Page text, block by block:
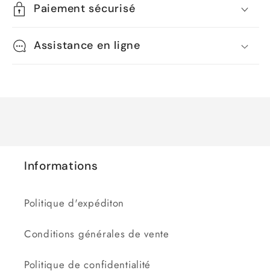
Paiement sécurisé
Assistance en ligne
Informations
Politique d'expéditon
Conditions générales de vente
Politique de confidentialité